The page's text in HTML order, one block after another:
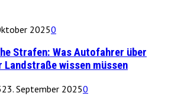
20250
Strafen: Was Autofahrer über
Landstraße wissen müssen
23. September 20250